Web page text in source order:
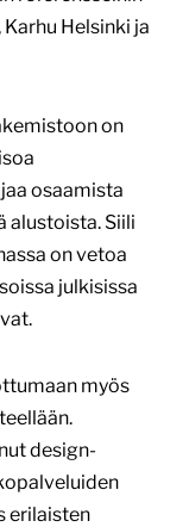
Helsinki ja
on
osaamista
alustoista. Siili
on vetoa
julkisissa
myös
design-
erilaisten